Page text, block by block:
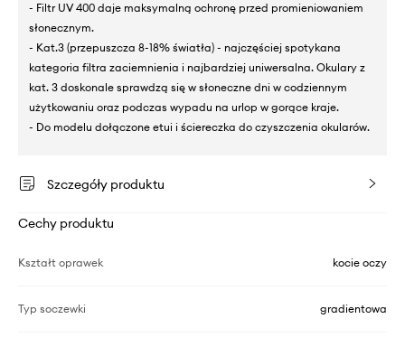
- Filtr UV 400 daje maksymalną ochronę przed promieniowaniem
słonecznym.
- Kat.3 (przepuszcza 8-18% światła) - najczęściej spotykana
kategoria filtra zaciemnienia i najbardziej uniwersalna. Okulary z
kat. 3 doskonale sprawdzą się w słoneczne dni w codziennym
użytkowaniu oraz podczas wypadu na urlop w gorące kraje.
- Do modelu dołączone etui i ściereczka do czyszczenia okularów.
Szczegóły produktu
Cechy produktu
Kształt oprawek kocie oczy
Typ soczewki gradientowa